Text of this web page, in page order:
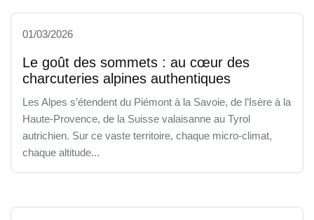
01/03/2026
Le goût des sommets : au cœur des
charcuteries alpines authentiques
Les Alpes s’étendent du Piémont à la Savoie, de l’Isère à la
Haute-Provence, de la Suisse valaisanne au Tyrol
autrichien. Sur ce vaste territoire, chaque micro-climat,
chaque altitude...